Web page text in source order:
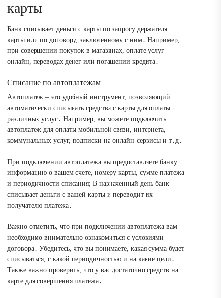
карты
Банк списывает деньги с карты по запросу держателя
карты или по договору, заключенному с ним․ Например,
при совершении покупок в магазинах, оплате услуг
онлайн, переводах денег или погашении кредита․
Списание по автоплатежам
Автоплатеж – это удобный инструмент, позволяющий
автоматически списывать средства с карты для оплаты
различных услуг․ Например, вы можете подключить
автоплатеж для оплаты мобильной связи, интернета,
коммунальных услуг, подписки на онлайн-сервисы и т․д․
При подключении автоплатежа вы предоставляете банку
информацию о вашем счете, номеру карты, сумме платежа
и периодичности списания; В назначенный день банк
списывает деньги с вашей карты и переводит их
получателю платежа․
Важно отметить, что при подключении автоплатежа вам
необходимо внимательно ознакомиться с условиями
договора․ Убедитесь, что вы понимаете, какая сумма будет
списываться, с какой периодичностью и на какие цели․
Также важно проверить, что у вас достаточно средств на
карте для совершения платежа․